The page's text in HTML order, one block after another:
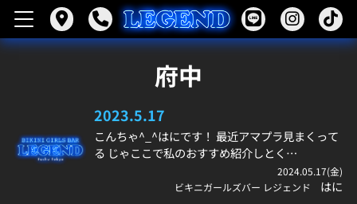
府中
2023.5.17
こんちゃ^_^はにです！ 最近アマプラ見まくって
る じゃここで私のおすすめ紹介しとく…
2024.05.17(金)
ビキニガールズバー レジェンド
はに